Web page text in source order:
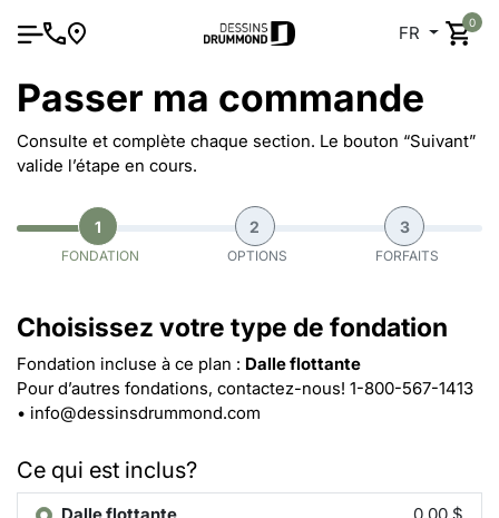
FR
0
Passer ma commande
Consulte et complète chaque section. Le bouton “Suivant”
valide l’étape en cours.
1
FONDATION
2
OPTIONS
3
FORFAITS
Choisissez votre type de fondation
Fondation incluse à ce plan : Dalle flottante
Pour d’autres fondations, contactez-nous! 1-800-567-1413
• info@dessinsdrummond.com
Ce qui est inclus?